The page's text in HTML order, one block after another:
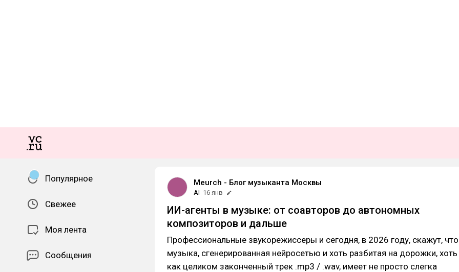
Популярное
Свежее
Моя лента
Сообщения
Meurch - Блог музыканта Москвы
AI 16 янв
ИИ-агенты в музыке: от соавторов до автономных
композиторов и дальше
Профессиональные звукорежиссеры и сегодня, в 2026 году, скажут, что
музыка, сгенерированная нейросетью и хоть разбитая на дорожки, хоть
как целиком законченный трек .mp3 / .wav, имеет не просто слегка